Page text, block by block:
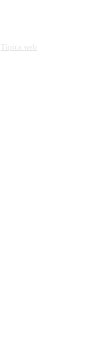
Típica web